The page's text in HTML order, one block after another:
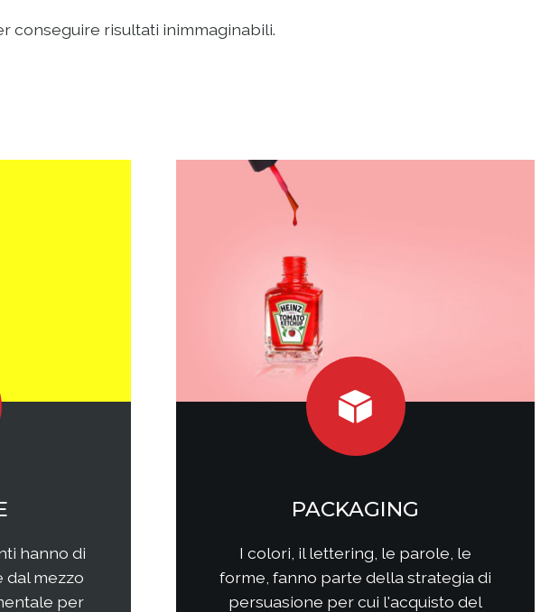
conseguire risultati inimmaginabili.
una
SOCIAL MEDIA
Come questi nuovi media
interagiscono con i consumatori?